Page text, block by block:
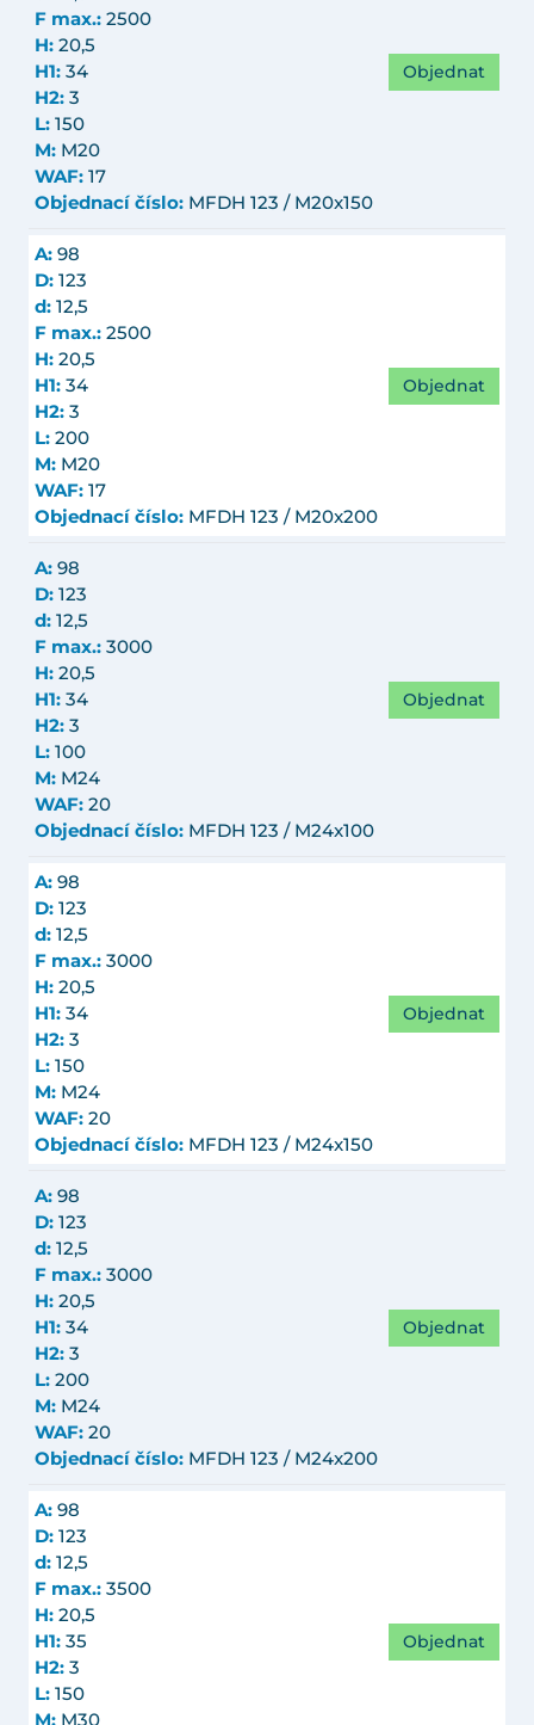
F max.: 2500
H: 20,5
H1: 34
H2: 3
L: 150
M: M20
WAF: 17
Objednací číslo: MFDH 123 / M20x150
Objednat
A: 98
D: 123
d: 12,5
F max.: 2500
H: 20,5
H1: 34
H2: 3
L: 200
M: M20
WAF: 17
Objednací číslo: MFDH 123 / M20x200
Objednat
A: 98
D: 123
d: 12,5
F max.: 3000
H: 20,5
H1: 34
H2: 3
L: 100
M: M24
WAF: 20
Objednací číslo: MFDH 123 / M24x100
Objednat
A: 98
D: 123
d: 12,5
F max.: 3000
H: 20,5
H1: 34
H2: 3
L: 150
M: M24
WAF: 20
Objednací číslo: MFDH 123 / M24x150
Objednat
A: 98
D: 123
d: 12,5
F max.: 3000
H: 20,5
H1: 34
H2: 3
L: 200
M: M24
WAF: 20
Objednací číslo: MFDH 123 / M24x200
Objednat
A: 98
D: 123
d: 12,5
F max.: 3500
H: 20,5
H1: 35
H2: 3
L: 150
M: M30
Objednat